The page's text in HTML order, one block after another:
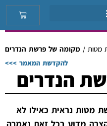
מטות / מקומה של פרשת הנדרים
להקדשת המאמר >>>
הנדרים
מטות נראית כאילו לא
מדוע בכל זאת נאמרה